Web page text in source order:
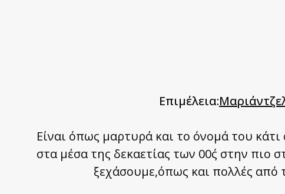
Επιμέλεια:
Είναι όπως μαρτυρά και το όνομά του κάτι
στα μέσα της δεκαετίας των 00΄ς στην πιο
ξεχάσουμε,όπως και πολλές από